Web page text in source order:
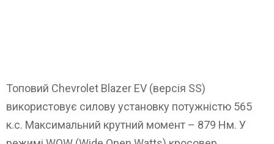
Топовий Chevrolet Blazer EV (версія SS)
використовує силову установку потужністю 565
к.с. Максимальний крутний момент – 879 Нм. У